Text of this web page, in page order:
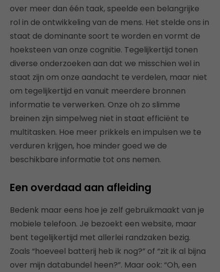
over meer dan één taak, speelde een belangrijke
rol in de ontwikkeling van de mens. Het stelde ons in
staat de dominante soort te worden en vormt de
hoeksteen van onze cognitie. Tegelijkertijd tonen
diverse onderzoeken aan dat we misschien wel in
staat zijn om onze aandacht te verdelen, maar niet
om tegelijkertijd en vanuit meerdere bronnen
informatie te verwerken. Onze oh zo slimme
breinen zijn simpelweg niet in staat efficiënt te
multitasken. Hoe meer prikkels en impulsen we te
verduren krijgen, hoe minder goed we de
beschikbare informatie tot ons nemen.
Een overdaad aan afleiding
Bedenk maar eens hoe je zelf gebruikmaakt van je
mobiele telefoon. Je bezoekt een website, maar
bent tegelijkertijd met allerlei randzaken bezig.
Zoals “hoeveel batterij heb ik nog?” of “zit ik al bijna
over mijn databundel heen?”. Maar ook: “Oh, een